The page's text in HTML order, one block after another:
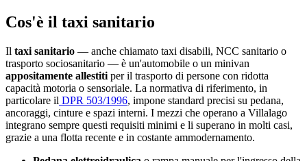
Cos'è il taxi sanitario
Il taxi sanitario — anche chiamato taxi disabili, NCC sanitario o
trasporto sociosanitario — è un'automobile o un minivan
appositamente allestiti per il trasporto di persone con ridotta
capacità motoria o sensoriale. La normativa di riferimento, in
particolare il DPR 503/1996, impone standard precisi su pedana,
ancoraggi, cinture e spazi interni. I mezzi che operano a Villalago
integrano sempre questi requisiti minimi e li superano in molti casi,
grazie a una flotta recente e in costante ammodernamento.